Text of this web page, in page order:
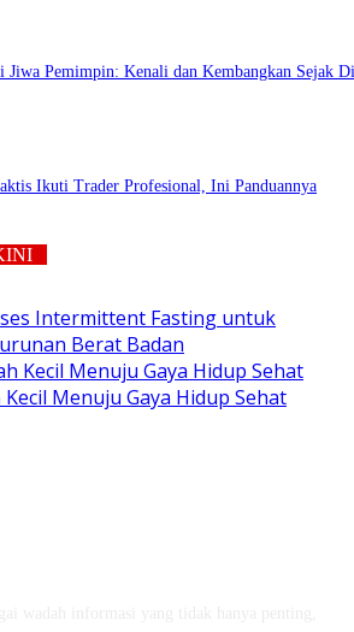
Jiwa Pemimpin: Kenali dan Kembangkan Sejak
Ikuti Trader Profesional, Ini Panduannya
Intermittent Fasting untuk
Berat Badan
Kecil Menuju Gaya Hidup Sehat
Menuju Gaya Hidup Sehat